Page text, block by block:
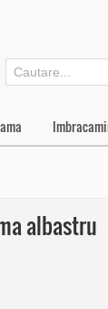
albastru